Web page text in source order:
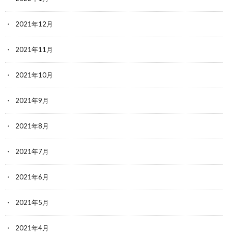
2021年12月
2021年11月
2021年10月
2021年9月
2021年8月
2021年7月
2021年6月
2021年5月
2021年4月